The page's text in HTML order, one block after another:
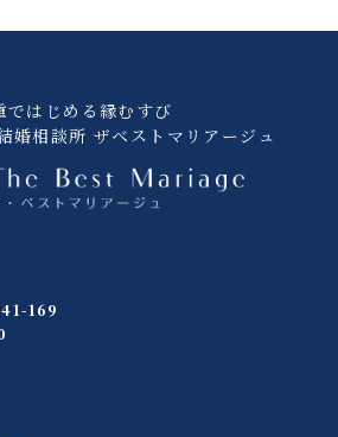
ではじめる縁むすび
婚相談所 ザベストマリアージュ
169